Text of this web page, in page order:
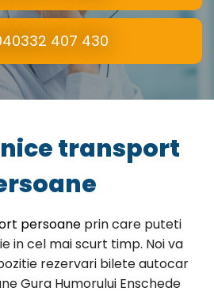
407 430
transport
persoane prin care puteti
in cel mai scurt timp. Noi va
rezervari bilete autocar
Gura Humorului Enschede